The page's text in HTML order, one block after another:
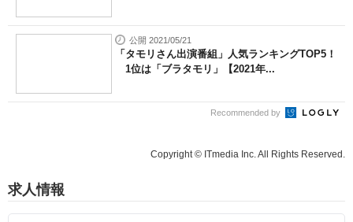
公開 2021/05/21
「タモリさん出演番組」人気ランキングTOP5！
1位は「ブラタモリ」【2021年...
Recommended by
Copyright © ITmedia Inc. All Rights Reserved.
求人情報